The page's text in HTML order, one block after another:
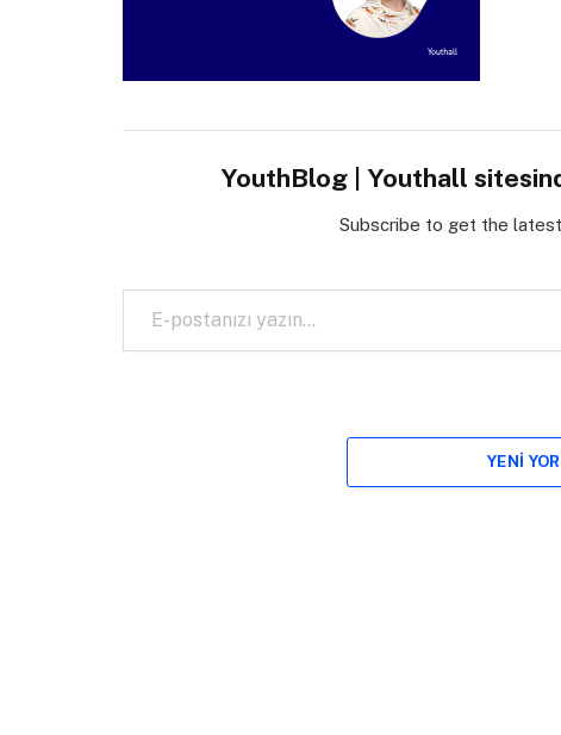
YouthBlog | Youthall
Subscribe to get the
E-postanızı yazın…
YENI